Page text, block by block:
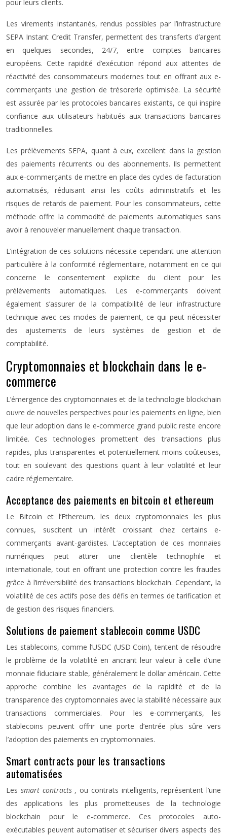
pour leurs clients.
Les virements instantanés, rendus possibles par l’infrastructure
SEPA Instant Credit Transfer, permettent des transferts d’argent
en quelques secondes, 24/7, entre comptes bancaires
européens. Cette rapidité d’exécution répond aux attentes de
réactivité des consommateurs modernes tout en offrant aux e-
commerçants une gestion de trésorerie optimisée. La sécurité
est assurée par les protocoles bancaires existants, ce qui inspire
confiance aux utilisateurs habitués aux transactions bancaires
traditionnelles.
Les prélèvements SEPA, quant à eux, excellent dans la gestion
des paiements récurrents ou des abonnements. Ils permettent
aux e-commerçants de mettre en place des cycles de facturation
automatisés, réduisant ainsi les coûts administratifs et les
risques de retards de paiement. Pour les consommateurs, cette
méthode offre la commodité de paiements automatiques sans
avoir à renouveler manuellement chaque transaction.
L’intégration de ces solutions nécessite cependant une attention
particulière à la conformité réglementaire, notamment en ce qui
concerne le consentement explicite du client pour les
prélèvements automatiques. Les e-commerçants doivent
également s’assurer de la compatibilité de leur infrastructure
technique avec ces modes de paiement, ce qui peut nécessiter
des ajustements de leurs systèmes de gestion et de
comptabilité.
Cryptomonnaies et blockchain dans le e-
commerce
L’émergence des cryptomonnaies et de la technologie blockchain
ouvre de nouvelles perspectives pour les paiements en ligne, bien
que leur adoption dans le e-commerce grand public reste encore
limitée. Ces technologies promettent des transactions plus
rapides, plus transparentes et potentiellement moins coûteuses,
tout en soulevant des questions quant à leur volatilité et leur
cadre réglementaire.
Acceptance des paiements en bitcoin et ethereum
Le Bitcoin et l’Ethereum, les deux cryptomonnaies les plus
connues, suscitent un intérêt croissant chez certains e-
commerçants avant-gardistes. L’acceptation de ces monnaies
numériques peut attirer une clientèle technophile et
internationale, tout en offrant une protection contre les fraudes
grâce à l’irréversibilité des transactions blockchain. Cependant, la
volatilité de ces actifs pose des défis en termes de tarification et
de gestion des risques financiers.
Solutions de paiement stablecoin comme USDC
Les stablecoins, comme l’USDC (USD Coin), tentent de résoudre
le problème de la volatilité en ancrant leur valeur à celle d’une
monnaie fiduciaire stable, généralement le dollar américain. Cette
approche combine les avantages de la rapidité et de la
transparence des cryptomonnaies avec la stabilité nécessaire aux
transactions commerciales. Pour les e-commerçants, les
stablecoins peuvent offrir une porte d’entrée plus sûre vers
l’adoption des paiements en cryptomonnaies.
Smart contracts pour les transactions
automatisées
Les smart contracts , ou contrats intelligents, représentent l’une
des applications les plus prometteuses de la technologie
blockchain pour le e-commerce. Ces protocoles auto-
exécutables peuvent automatiser et sécuriser divers aspects des